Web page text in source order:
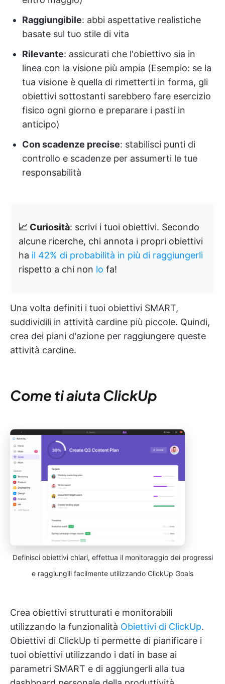
Raggiungibile: abbi aspettative realistiche
basate sul tuo stile di vita
Rilevante: assicurati che l'obiettivo sia in
linea con la visione più ampia (Esempio: se la
tua visione è quella di rimetterti in forma, gli
obiettivi sottostanti sarebbero fare esercizio
fisico ogni giorno e preparare i pasti in
anticipo)
Con scadenze precise: stabilisci punti di
controllo e scadenze per assumerti le tue
responsabilità
📈 Curiosità: scrivi i tuoi obiettivi. Secondo
alcune ricerche, chi annota i propri obiettivi
ha il 42% di probabilità in più di raggiungerli
rispetto a chi non lo fa!
Una volta definiti i tuoi obiettivi SMART,
suddividili in attività cardine più piccole. Quindi,
crea dei piani d'azione per raggiungere queste
attività cardine.
Come ti aiuta ClickUp
Definisci obiettivi chiari, effettua il monitoraggio dei progressi
e raggiungili facilmente utilizzando ClickUp Goals
Crea obiettivi strutturati e monitorabili
utilizzando la funzionalità Obiettivi di ClickUp.
Obiettivi di ClickUp ti permette di pianificare i
tuoi obiettivi utilizzando i dati in base ai
parametri SMART e di aggiungerli alla tua